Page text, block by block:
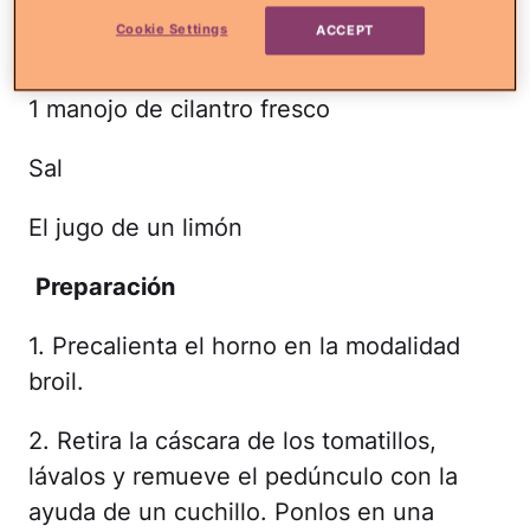
1/2 cucharada de aceite de oliva
1 manojo de cilantro fresco
Sal
El jugo de un limón
Preparación
1. Precalienta el horno en la modalidad
broil.
2. Retira la cáscara de los tomatillos,
lávalos y remueve el pedúnculo con la
ayuda de un cuchillo. Ponlos en una
Cookie Settings ACCEPT